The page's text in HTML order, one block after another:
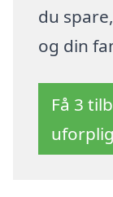
du
og din
Få 3